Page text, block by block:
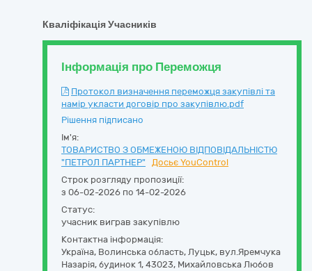
Кваліфікація Учасників
Інформація про Переможця
Протокол визначення переможця закупівлі та
намір укласти договір про закупівлю.pdf
Рішення підписано
Ім'я:
ТОВАРИСТВО З ОБМЕЖЕНОЮ ВІДПОВІДАЛЬНІСТЮ
"ПЕТРОЛ ПАРТНЕР"
Досьє YouControl
Строк розгляду пропозиції:
з 06-02-2026 по 14-02-2026
Статус:
учасник виграв закупівлю
Контактна інформація:
Україна, Волинська область, Луцьк, вул.Яремчука
Назарія, будинок 1, 43023, Михайловська Любов